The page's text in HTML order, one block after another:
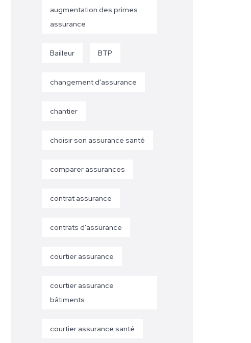
augmentation des primes
assurance
Bailleur BTP
changement d'assurance
chantier
choisir son assurance santé
comparer assurances
contrat assurance
contrats d'assurance
courtier assurance
courtier assurance
bâtiments
courtier assurance santé